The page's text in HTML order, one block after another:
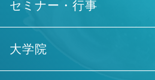
セミナー・行事
大学院